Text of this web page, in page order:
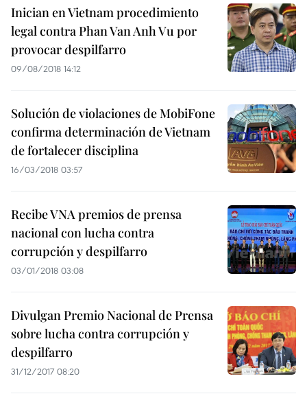
Inician en Vietnam procedimiento
legal contra Phan Van Anh Vu por
provocar despilfarro
09/08/2018 14:12
Solución de violaciones de MobiFone
confirma determinación de Vietnam
de fortalecer disciplina
16/03/2018 03:57
Recibe VNA premios de prensa
nacional con lucha contra
corrupción y despilfarro
03/01/2018 03:08
Divulgan Premio Nacional de Prensa
sobre lucha contra corrupción y
despilfarro
31/12/2017 08:20